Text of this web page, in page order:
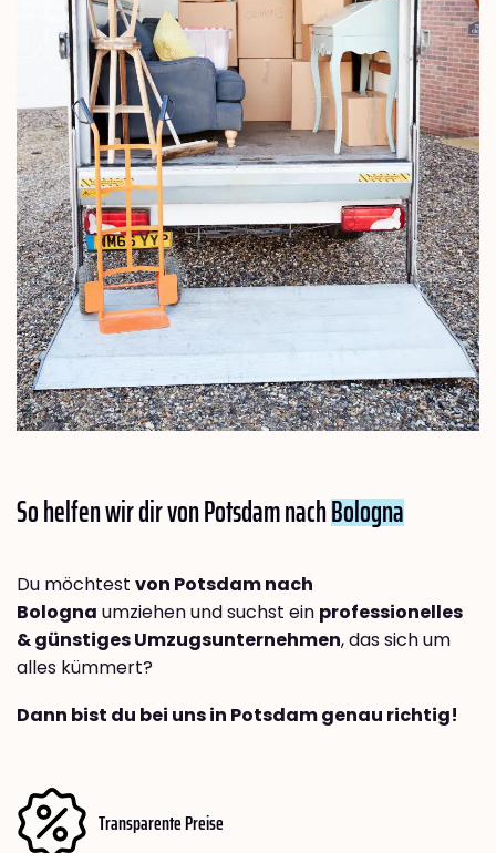
So helfen wir dir von Potsdam nachBologna
Du möchtest von Potsdam nach
Bologna umziehen und suchst ein professionelles
& günstiges Umzugsunternehmen, das sich um
alles kümmert?
Dann bist du bei uns in Potsdam genau richtig!
Transparente Preise